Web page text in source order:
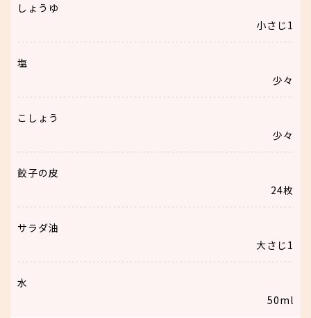
しょうゆ
小さじ1
塩
少々
こしょう
少々
餃子の皮
24枚
サラダ油
大さじ1
水
50ml